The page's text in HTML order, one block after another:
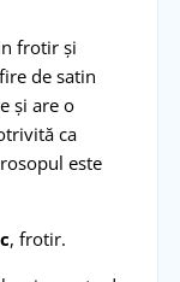
frotir și
de satin
și are o
ca
este
, frotir.